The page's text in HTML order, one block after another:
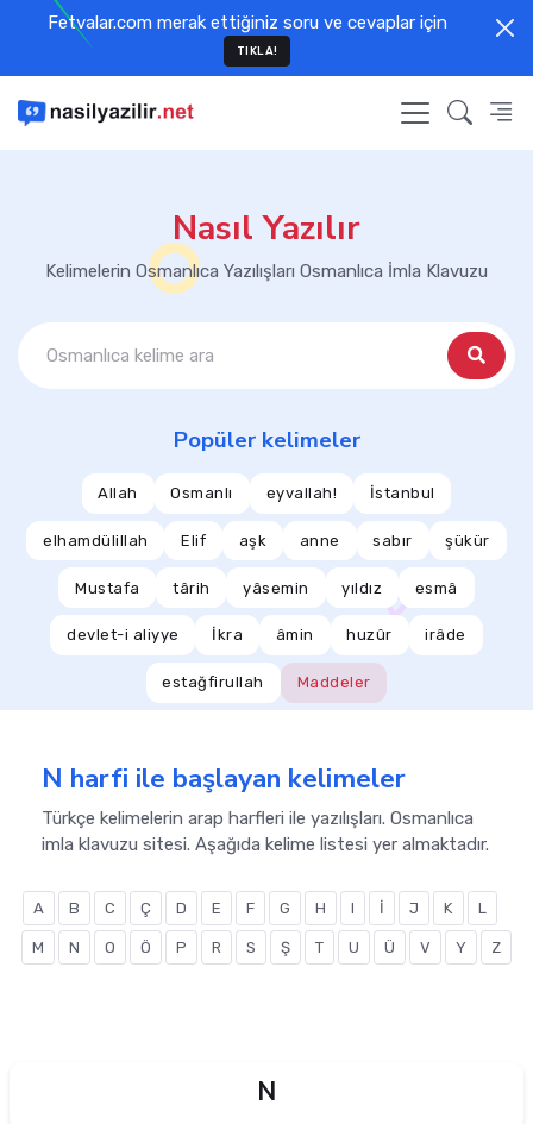
Fetvalar.com merak ettiğiniz soru ve cevaplar için
TIKLA!
Nasıl Yazılır
Kelimelerin Osmanlıca Yazılışları Osmanlıca İmla Klavuzu
Popüler kelimeler
Allah Osmanlı eyvallah! İstanbul
elhamdülillah Elif aşk anne sabır şükür
Mustafa târih yâsemin yıldız esmâ
devlet-i aliyye İkra âmin huzûr irâde
estağfirullah Maddeler
N harfi ile başlayan kelimeler
Türkçe kelimelerin arap harfleri ile yazılışları. Osmanlıca
imla klavuzu sitesi. Aşağıda kelime listesi yer almaktadır.
A B C Ç D E F G H I İ J K L
M N O Ö P R S Ş T U Ü V Y Z
N